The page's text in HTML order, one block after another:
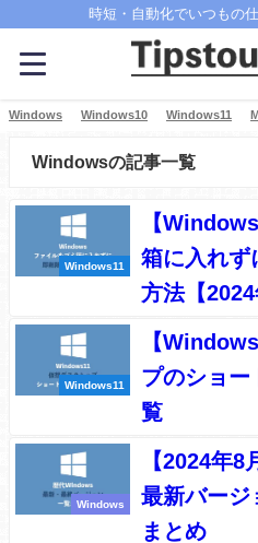
時短・自動化でいつもの
Windows Windows10 Windows11
Windowsの記事一覧
Windows11
【
箱に入れず
方法【2024
Windows11
【
プのショー
覧
Windows
【2024年
最新バージ
まとめ